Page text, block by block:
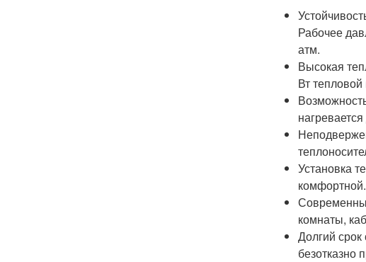
Рабочее
атм.
Высокая
Вт
Установка
комфортной.
комнаты,
Долгий
безотказно